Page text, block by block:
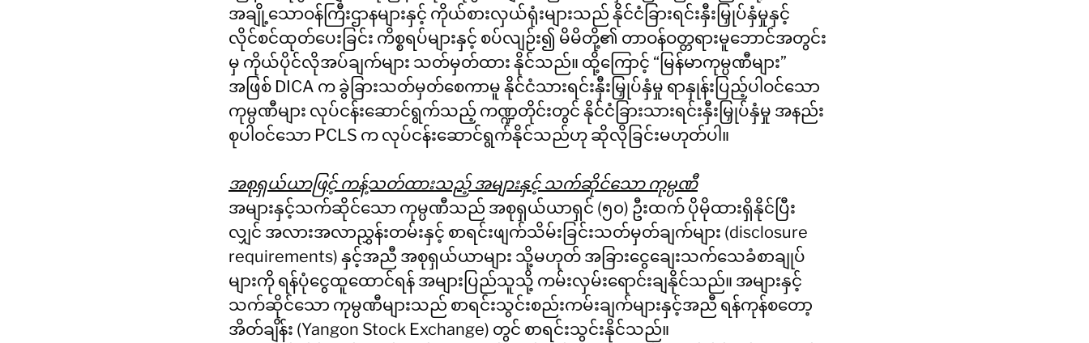
အချို့သောဝန်ကြီးဌာနများနှင့် ကိုယ်စားလှယ်ရုံးများသည် နိုင်ငံခြားရင်းနှီးမြှုပ်နှံမှုနှင့်
လိုင်စင်ထုတ်ပေးခြင်း ကိစ္စရပ်များနှင့် စပ်လျဉ်း၍ မိမိတို့၏ တာဝန်ဝတ္တရားမူဘောင်အတွင်း
မှ ကိုယ်ပိုင်လိုအပ်ချက်များ သတ်မှတ်ထား နိုင်သည်။ ထို့ကြောင့် “မြန်မာကုမ္ပဏီများ”
အဖြစ် DICA က ခွဲခြားသတ်မှတ်စေကာမူ နိုင်ငံသားရင်းနှီးမြှုပ်နှံမှု ရာနှုန်းပြည့်ပါဝင်သော
ကုမ္ပဏီများ လုပ်ငန်းဆောင်ရွက်သည့် ကဏ္ဍတိုင်းတွင် နိုင်ငံခြားသားရင်းနှီးမြှုပ်နှံမှု အနည်း
စုပါဝင်သော PCLS က လုပ်ငန်းဆောင်ရွက်နိုင်သည်ဟု ဆိုလိုခြင်းမဟုတ်ပါ။
အစုရှယ်ယာဖြင့် ကန့်သတ်ထားသည့် အများနှင့် သက်ဆိုင်သော ကုမ္ပဏီ
အများနှင့်သက်ဆိုင်သော ကုမ္ပဏီသည် အစုရှယ်ယာရှင် (၅၀) ဦးထက် ပိုမိုထားရှိနိုင်ပြီး
လျှင် အလားအလာညွှန်းတမ်းနှင့် စာရင်းဖျက်သိမ်းခြင်းသတ်မှတ်ချက်များ (disclosure
requirements) နှင့်အညီ အစုရှယ်ယာများ သို့မဟုတ် အခြားငွေချေးသက်သေခံစာချုပ်
များကို ရန်ပုံငွေထူထောင်ရန် အများပြည်သူသို့ ကမ်းလှမ်းရောင်းချနိုင်သည်။ အများနှင့်
သက်ဆိုင်သော ကုမ္ပဏီများသည် စာရင်းသွင်းစည်းကမ်းချက်များနှင့်အညီ ရန်ကုန်စတော့
အိတ်ချိန်း (Yangon Stock Exchange) တွင် စာရင်းသွင်းနိုင်သည်။